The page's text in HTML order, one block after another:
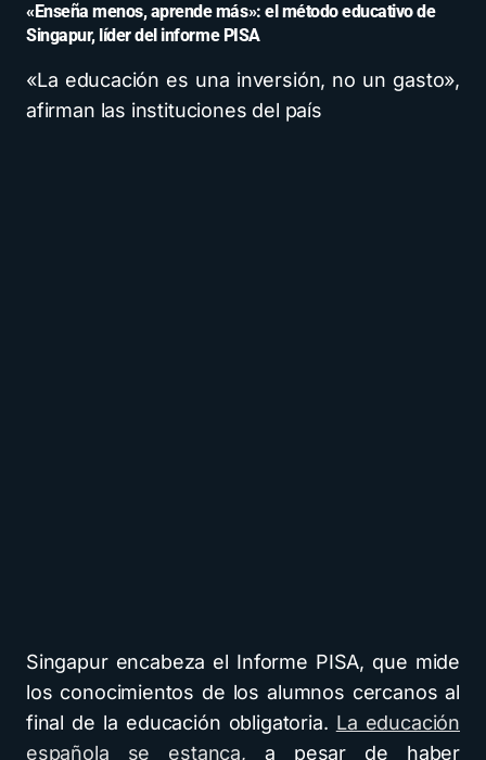
«Enseña menos, aprende más»: el método educativo de
Singapur, líder del informe PISA
«La educación es una inversión, no un gasto»,
afirman las instituciones del país
Singapur encabeza el Informe PISA, que mide
los conocimientos de los alumnos cercanos al
final de la educación obligatoria. La educación
española se estanca, a pesar de haber